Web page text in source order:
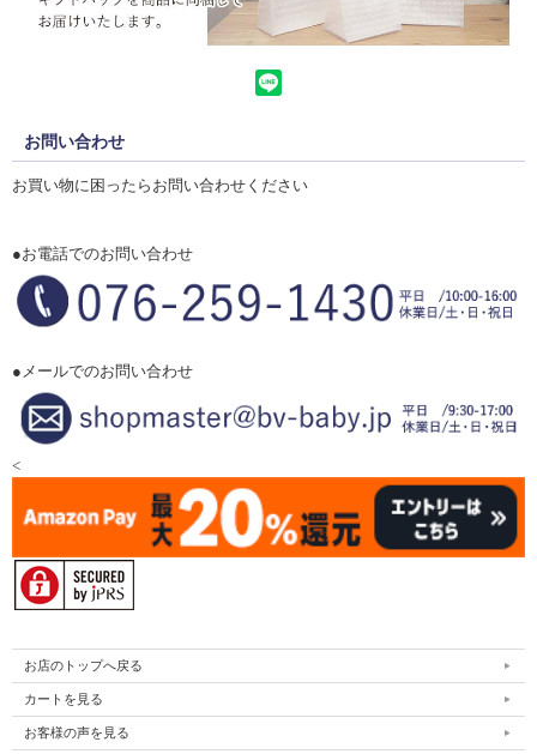
お問い合わせ
お買い物に困ったらお問い合わせください
●お電話でのお問い合わせ
●メールでのお問い合わせ
<
お店のトップへ戻る
カートを見る
お客様の声を見る